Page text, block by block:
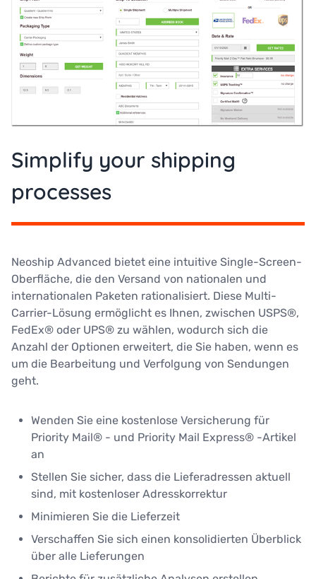
Simplify your shipping
processes
Neoship Advanced bietet eine intuitive Single-Screen-
Oberfläche, die den Versand von nationalen und
internationalen Paketen rationalisiert. Diese Multi-
Carrier-Lösung ermöglicht es Ihnen, zwischen USPS®,
FedEx® oder UPS® zu wählen, wodurch sich die
Anzahl der Optionen erweitert, die Sie haben, wenn es
um die Bearbeitung und Verfolgung von Sendungen
geht.
Wenden Sie eine kostenlose Versicherung für
Priority Mail® - und Priority Mail Express® -Artikel
an
Stellen Sie sicher, dass die Lieferadressen aktuell
sind, mit kostenloser Adresskorrektur
Minimieren Sie die Lieferzeit
Verschaffen Sie sich einen konsolidierten Überblick
über alle Lieferungen